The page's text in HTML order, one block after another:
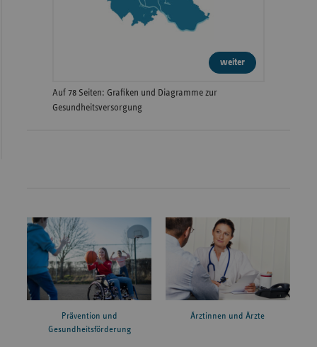
weiter
Auf 78 Seiten: Grafiken und Diagramme zur
Gesundheitsversorgung
Prävention und
Gesundheitsförderung
Ärztinnen und Ärzte